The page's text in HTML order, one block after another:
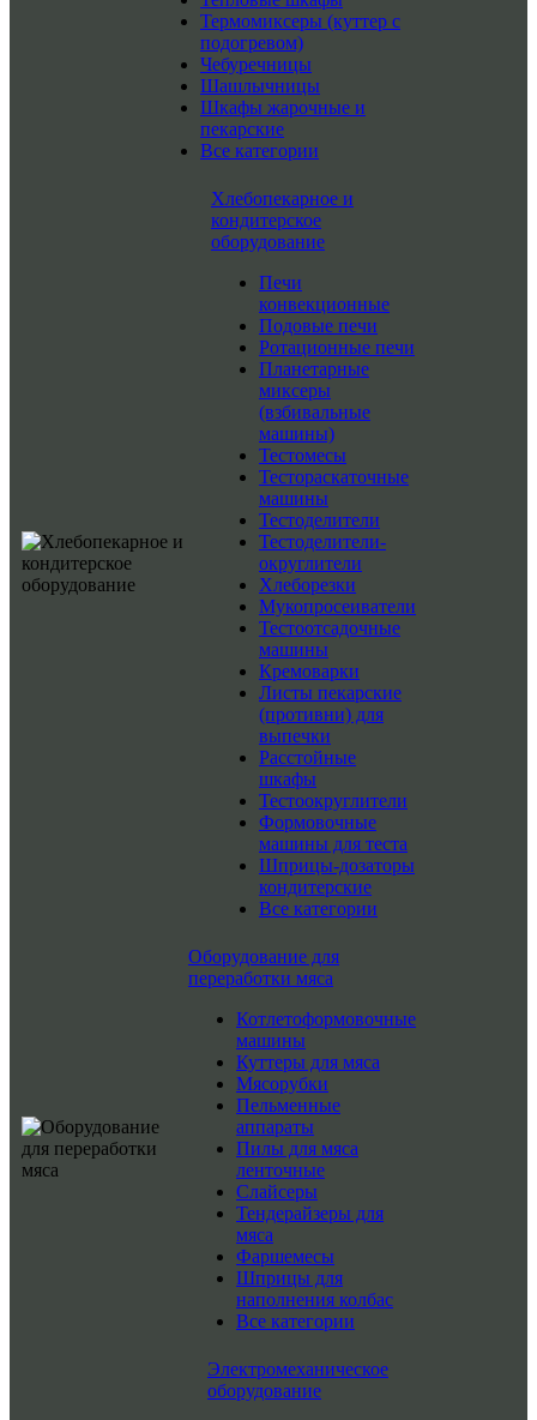
Термомиксеры (куттер с
подогревом)
Чебуречницы
Шашлычницы
Шкафы жарочные и
пекарские
Все категории
Хлебопекарное и
кондитерское
оборудование
Печи
конвекционные
Подовые печи
Ротационные печи
Планетарные
миксеры
(взбивальные
машины)
Тестомесы
Тестораскаточные
машины
Тестоделители
Тестоделители-
округлители
Хлеборезки
Мукопросеиватели
Тестоотсадочные
машины
Кремоварки
Листы пекарские
(противни) для
выпечки
Расстойные
шкафы
Тестоокруглители
Формовочные
машины для теста
Шприцы-дозаторы
кондитерские
Все категории
Оборудование для
переработки мяса
Котлетоформовочные
машины
Куттеры для мяса
Мясорубки
Пельменные
аппараты
Пилы для мяса
ленточные
Слайсеры
Тендерайзеры для
мяса
Фаршемесы
Шприцы для
наполнения колбас
Все категории
Электромеханическое
оборудование